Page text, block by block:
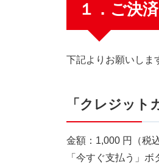
１．ご決済
下記よりお願いしま
「クレジット
金額：1,000 円（税込
「今すぐ支払う」